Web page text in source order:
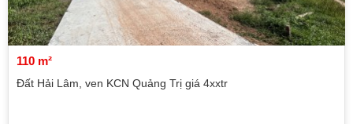
110 m²
Đất Hải Lâm, ven KCN Quảng Trị giá 4xxtr